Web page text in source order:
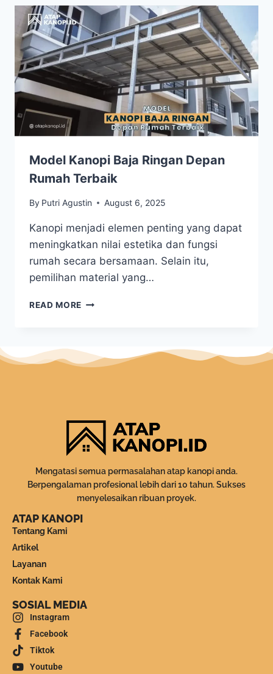
Model Kanopi Baja Ringan Depan
Rumah Terbaik
By Putri Agustin August 6, 2025
Kanopi menjadi elemen penting yang dapat
meningkatkan nilai estetika dan fungsi
rumah secara bersamaan. Selain itu,
pemilihan material yang…
READ MORE
Mengatasi semua permasalahan atap kanopi anda.
Berpengalaman profesional lebih dari 10 tahun. Sukses
menyelesaikan ribuan proyek.
ATAP KANOPI
Tentang Kami
Artikel
Layanan
Kontak Kami
SOSIAL MEDIA
Instagram
Facebook
Tiktok
Youtube